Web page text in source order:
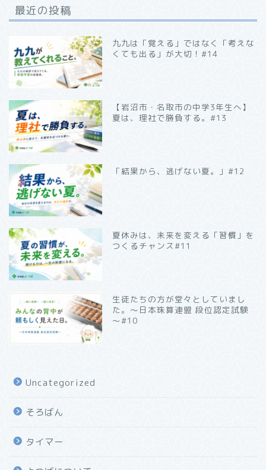
最近の投稿
九九は「覚える」ではなく「考えな
くても出る」が大切！#14
【岩沼市・名取市の中学3年生へ】
夏は、理社で勝負する。#13
「結果から、逃げない夏。」#12
夏休みは、未来を変える「習慣」を
つくるチャンス#11
生徒たちの方が堂々としていまし
た。～日本珠算連盟 段位認定試験
～#10
Uncategorized
そろばん
タイマー